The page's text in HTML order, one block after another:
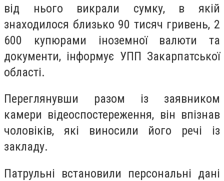
від нього викрали сумку, в якій
знаходилося близько 90 тисяч гривень, 2
600 купюрами іноземної валюти та
документи, інформує УПП Закарпатської
області.
Переглянувши разом із заявником
камери відеоспостереження, він впізнав
чоловіків, які виносили його речі із
закладу.
Патрульні встановили персональні дані